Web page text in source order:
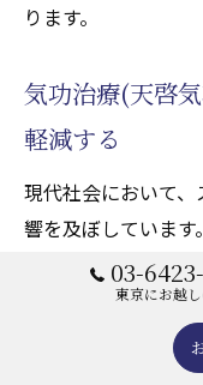
ります。
気功治療(天啓
軽減する
現代社会において
響を及ぼしていま
は、心身のストレ
です。気功治療(天
クス効果をもたら
で、ストレスの緩
03-
東京にお越